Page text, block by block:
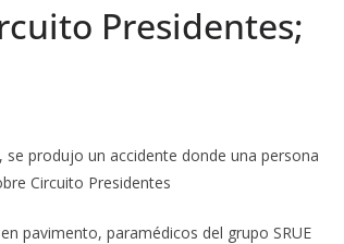
Presidentes;
produjo un accidente donde una persona
Circuito Presidentes
pavimento, paramédicos del grupo SRUE